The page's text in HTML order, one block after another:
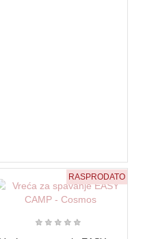
RASPRODATO
★ ★ ★ ★ ★